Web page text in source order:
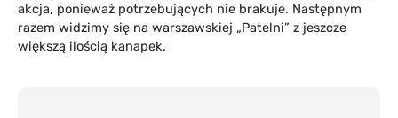
akcja, ponieważ potrzebujących nie brakuje. Następnym
razem widzimy się na warszawskiej „Patelni” z jeszcze
większą ilością kanapek.